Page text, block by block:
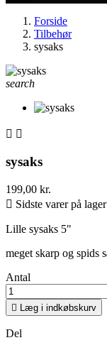
Forside
Tilbehør
sysaks
search
 
sysaks
199,00 kr.
 Sidste varer på lager
Lille sysaks 5"
meget skarp og spids
Antal
 Læg i indkøbskurv
Del